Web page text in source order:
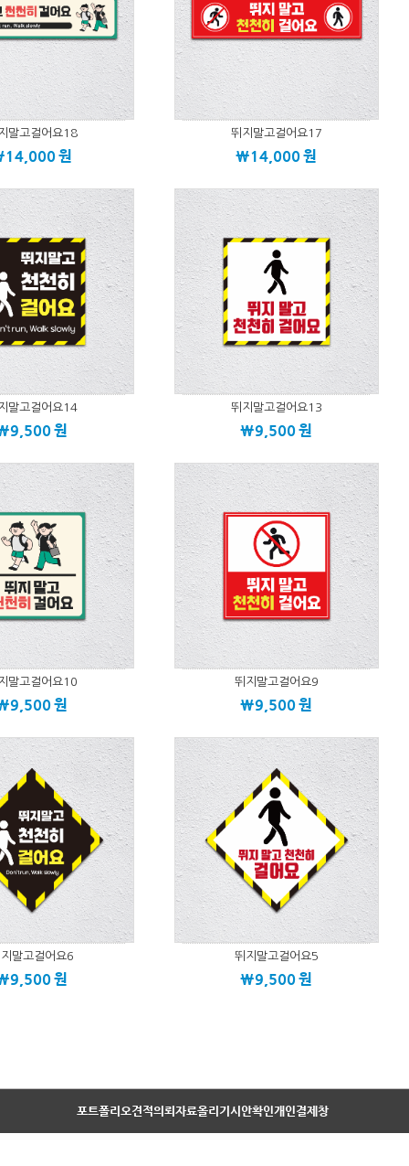
말고걸어요18
원
뛰지말고걸어요17
\14,000원
말고걸어요14
원
뛰지말고걸어요13
\9,500원
말고걸어요10
원
뛰지말고걸어요9
\9,500원
말고걸어요6
원
뛰지말고걸어요5
\9,500원
포트폴리오견적의뢰 자료올리기 시안확인개인결제창